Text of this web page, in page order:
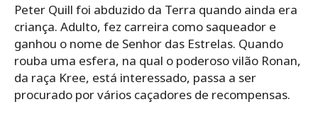
Peter Quill foi abduzido da Terra quando ainda era
criança. Adulto, fez carreira como saqueador e
ganhou o nome de Senhor das Estrelas. Quando
rouba uma esfera, na qual o poderoso vilão Ronan,
da raça Kree, está interessado, passa a ser
procurado por vários caçadores de recompensas.